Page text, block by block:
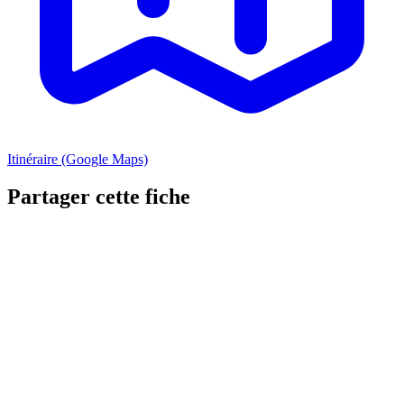
Itinéraire (Google Maps)
Partager cette fiche